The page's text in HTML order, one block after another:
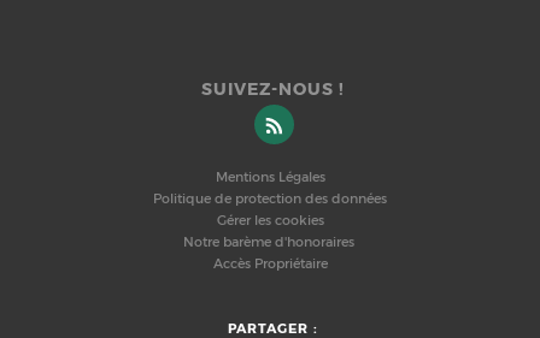
SUIVEZ-NOUS !
Mentions Légales
Politique de protection des données
Gérer les cookies
Notre barème d'honoraires
Accès Propriétaire
PARTAGER :